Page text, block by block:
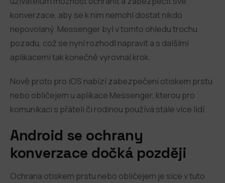
konverzace, aby se k nim nemohl dostat nikdo
nepovolaný. Messenger byl v tomto ohledu trochu
pozadu, což se nyní rozhodl napravit a s dalšími
aplikacemi tak konečně vyrovnal krok.
Nově proto pro iOS nabízí zabezpečení otiskem prstu
nebo obličejem u aplikace Messenger, kterou pro
komunikaci s přáteli či rodinou používá stále více lidí.
Android se ochrany
konverzace dočká později
Ochrana otiskem prstu nebo obličejem je sice v tuto